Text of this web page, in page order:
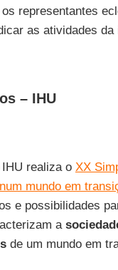
representantes
as atividades da
– IHU
realiza o XX
mundo em
e possibilidades
a
de um mundo em